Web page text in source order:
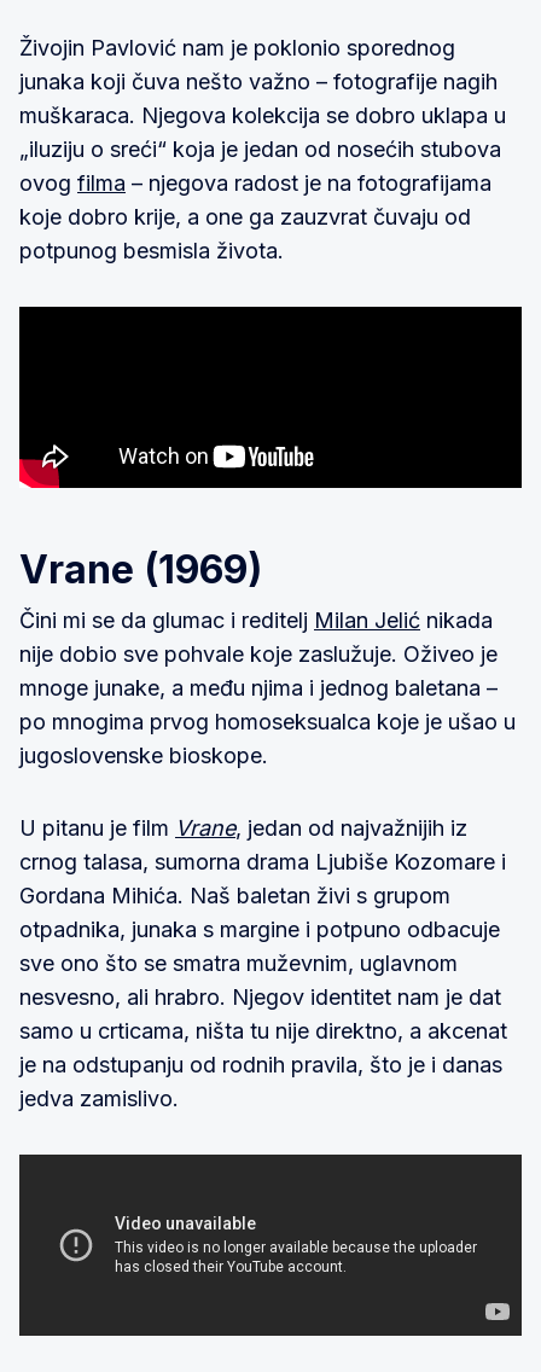
Živojin Pavlović nam je poklonio sporednog
junaka koji čuva nešto važno – fotografije nagih
muškaraca. Njegova kolekcija se dobro uklapa u
„iluziju o sreći“ koja je jedan od nosećih stubova
ovog filma – njegova radost je na fotografijama
koje dobro krije, a one ga zauzvrat čuvaju od
potpunog besmisla života.
Vrane (1969)
Čini mi se da glumac i reditelj Milan Jelić nikada
nije dobio sve pohvale koje zaslužuje. Oživeo je
mnoge junake, a među njima i jednog baletana –
po mnogima prvog homoseksualca koje je ušao u
jugoslovenske bioskope.
U pitanu je film Vrane, jedan od najvažnijih iz
crnog talasa, sumorna drama Ljubiše Kozomare i
Gordana Mihića. Naš baletan živi s grupom
otpadnika, junaka s margine i potpuno odbacuje
sve ono što se smatra muževnim, uglavnom
nesvesno, ali hrabro. Njegov identitet nam je dat
samo u crticama, ništa tu nije direktno, a akcenat
je na odstupanju od rodnih pravila, što je i danas
jedva zamislivo.